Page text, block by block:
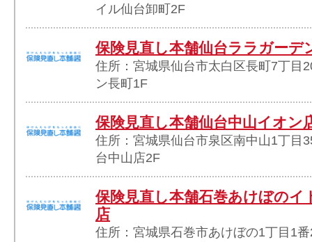
イル仙台卸町2F
保険見直し本舗仙台ララガーデ
住所：宮城県仙台市太白区長町7丁目
ン長町1F
保険見直し本舗仙台中山イオン
住所：宮城県仙台市泉区南中山1丁目
台中山店2F
保険見直し本舗石巻あけぼのイ
店
住所：宮城県石巻市あけぼの1丁目1